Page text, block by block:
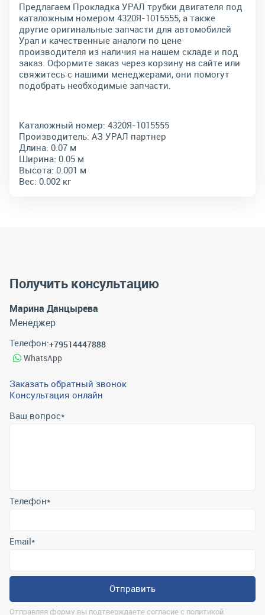
Предлагаем Прокладка УРАЛ трубки двигателя под
каталожным номером 4320Я-1015555, а также
другие оригинальные запчасти для автомобилей
Урал и качественные аналоги по цене
производителя из наличия на нашем складе и под
заказ. Оформите заказ через корзину на сайте или
свяжитесь с нашими менеджерами, они помогут
подобрать необходимые запчасти.
Каталожный номер: 4320Я-1015555
Производитель: АЗ УРАЛ партнер
Длина: 0.07 м
Ширина: 0.05 м
Высота: 0.001 м
Вес: 0.002 кг
Получить консультацию
Марина Данцырева
Менеджер
Телефон:+79514447888
WhatsApp
Заказать обратный звонок
Консультация онлайн
Ваш вопрос*
Отправляя форму вы подтверждаете согласие с
Контактная информация